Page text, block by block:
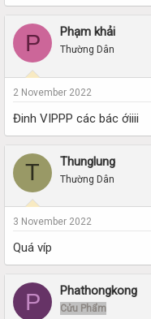
P Phạm khải
Thường Dân
2 November 2022
Đinh VIPPP các bác ớiiii
T Thunglung
Thường Dân
3 November 2022
Quá víp
P Phathongkong
Cửu Phẩm